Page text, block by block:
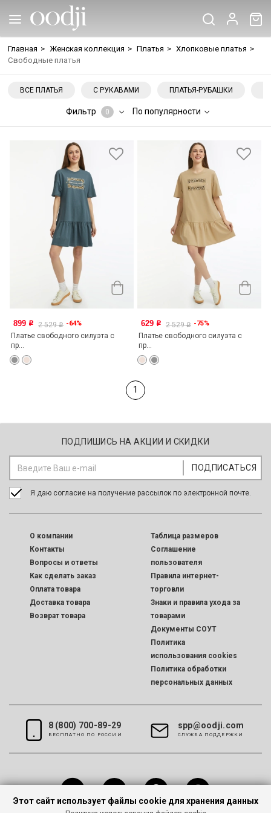
Главная > Женская коллекция > Платья > Хлопковые платья >
Свободные платья
ВСЕ ПЛАТЬЯ С РУКАВАМИ ПЛАТЬЯ-РУБАШКИ
Фильтр 0 По популярности
899 o 2 529o -64%
Платье свободного силуэта с
пр...
629 o 2 529o -75%
Платье свободного силуэта с
пр...
1
ПОДПИШИСЬ НА АКЦИИ И СКИДКИ
Я даю согласие на получение рассылок по электронной почте.
O компании
Контакты
Вопросы и ответы
Как сделать заказ
Оплата товара
Доставка товара
Возврат товара
Таблица размеров
Соглашение
пользователя
Правила интернет-
торговли
Знаки и правила ухода за
товарами
Документы СОУТ
Политика
использования cookies
Политика обработки
персональных данных
8 (800) 700-89-29
БЕСПЛАТНО ПО РОССИИ
spp@oodji.com
CЛУЖБА ПОДДЕРЖКИ
Этот сайт использует файлы cookie для хранения данных